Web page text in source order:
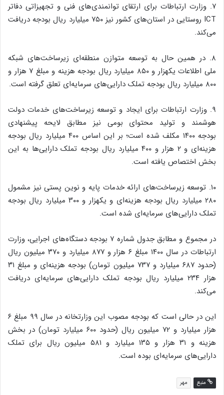
۷. وزارت ارتباطات برای ارتقای توانمندی‌های فنی و تجهیزاتی دفاتر
ICT روستایی در استان‌های کشور نیز ۷۵۰ میلیارد ریال بودجه دریافت
می‌کند.
۸. در همین حال به توسعه متوازن منطقه‌ای زیرساخت‌های شبکه
ملی اطلاعات یکهزار و ۸۵۰ میلیارد ریال بودجه هزینه و مبلغ ۷ هزار و
۸۰۰ میلیارد ریال بودجه تملک دارایی‌های سرمایه‌ای تعلق گرفته است.
۹. وزارت ارتباطات برای ایجاد و توسعه زیرساخت‌های خدمات دولت
هوشمند و تولید محتوای بومی نیز مطابق لایحه پیشنهادی
بودجه۱۴۰۰
مکلف شده است؛ بر این اساس ۴۰۰ میلیارد ریال بودجه
هزینه‌ای و ۲ هزار و ۴۰۰ میلیارد ریال بودجه تملک دارایی‌ها به این
بخش اختصاص یافته است.
۱۰. توسعه زیرساخت‌های ارائه خدمات پایه و نوین پستی نیز مشمول
۲۸۰ میلیارد ریال بودجه هزینه‌ای و یکهزار و ۳۰۰ میلیارد ریال بودجه
تملک دارایی‌های سرمایه‌ای شده است.
در مجموع و مطابق جدول شماره ۷ بودجه دستگاه‌های اجرایی، وزارت
ارتباطات در سال ۱۴۰۰ مبلغ ۶ هزار و ۸۷۷ میلیارد و ۳۷۰ میلیون ریال
(حدود ۶۸۷ میلیارد و ۷۳۷ میلیون تومان) بودجه هزینه‌ای و مبلغ ۳۱
هزار ۲۳۴ میلیارد ریال بودجه تملک دارایی‌های سرمایه‌ای دریافت
می‌کند.
این در حالی است که بودجه مصوب این وزارتخانه در سال ۹۹ مبلغ ۶
هزار میلیارد و ۷۲ میلیون ریال (حدود ۶۰۰ میلیارد تومان) در بخش
هزینه و ۳۱ هزار و ۱۳۵ میلیارد و ۵۸۱ میلیون ریال برای تملک
دارایی‌های سرمایه‌ای بوده است.
منبع مهر